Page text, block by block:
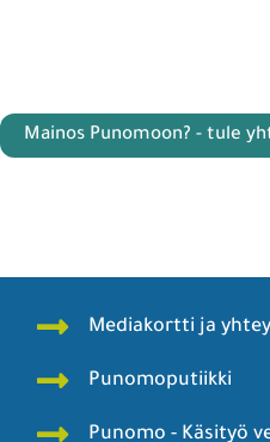
Mainos Punomoon? - tule
Mediakortti ja
Punomoputiikki
Punomo - Käsityö